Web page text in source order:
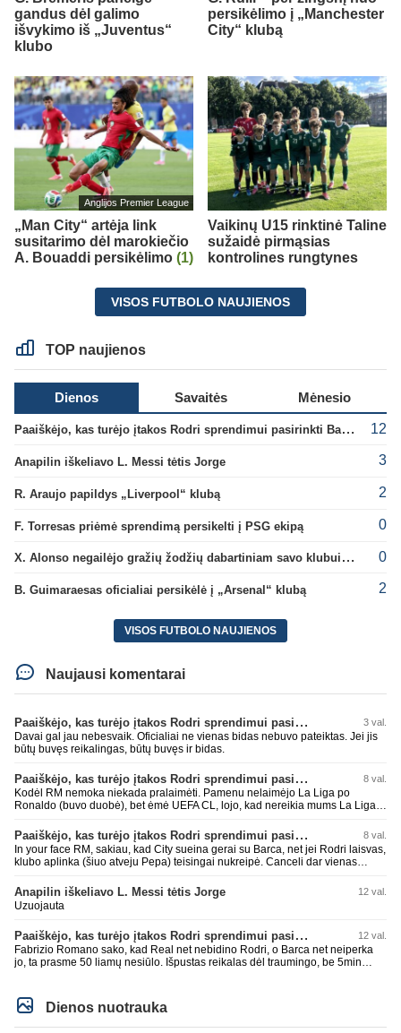
gandus dėl galimo
išvykimo iš „Juventus“
klubo
persikėlimo į „Manchester
City“ klubą
Anglijos Premier League
„Man City“ artėja link
susitarimo dėl marokiečio
A. Bouaddi persikėlimo (1)
Vaikinų U15 rinktinė Taline
sužaidė pirmąsias
kontrolines rungtynes
VISOS FUTBOLO NAUJIENOS
TOP naujienos
Dienos Savaitės Mėnesio
Paaiškėjo, kas turėjo įtakos Rodri sprendimui pasirinkti Barselonos pusę 12
Anapilin iškeliavo L. Messi tėtis Jorge 3
R. Araujo papildys „Liverpool“ klubą 2
F. Torresas priėmė sprendimą persikelti į PSG ekipą 0
X. Alonso negailėjo gražių žodžių dabartiniam savo klubui „Chelsea“ 0
B. Guimaraesas oficialiai persikėlė į „Arsenal“ klubą 2
VISOS FUTBOLO NAUJIENOS
Naujausi komentarai
Paaiškėjo, kas turėjo įtakos Rodri sprendimui pasirinkti Barselonos pusę 3 val.
Davai gal jau nebesvaik. Oficialiai ne vienas bidas nebuvo pateiktas. Jei jis
būtų buvęs reikalingas, būtų buvęs ir bidas.
Paaiškėjo, kas turėjo įtakos Rodri sprendimui pasirinkti Barselonos pusę 8 val.
Kodėl RM nemoka niekada pralaimėti. Pamenu nelaimėjo La Liga po
Ronaldo (buvo duobė), bet ėmė UEFA CL, lojo, kad nereikia mums La Liga,
laimėti La Liga. Dabar vėl gavo nuo Barcos ir Rodri ateina ne pas juos, vėl
nereikia mums jo, senas ir t.t. Gal davai vyriškai priimkit tuos pralaimėjimus
be kvailų nereikia, nenorim ir t.t.
Paaiškėjo, kas turėjo įtakos Rodri sprendimui pasirinkti Barselonos pusę 8 val.
In your face RM, sakiau, kad City sueina gerai su Barca, net jei Rodri laisvas,
klubo aplinka (šiuo atveju Pepa) teisingai nukreipė. Canceli dar vienas
Super
Anapilin iškeliavo L. Messi tėtis Jorge 12 val.
Uzuojauta
Paaiškėjo, kas turėjo įtakos Rodri sprendimui pasirinkti Barselonos pusę 12 val.
Fabrizio Romano sako, kad Real net nebidino Rodri, o Barca net neiperka
jo, ta prasme 50 liamų nesiūlo. Išpustas reikalas dėl traumingo, be 5min
Dienos nuotrauka